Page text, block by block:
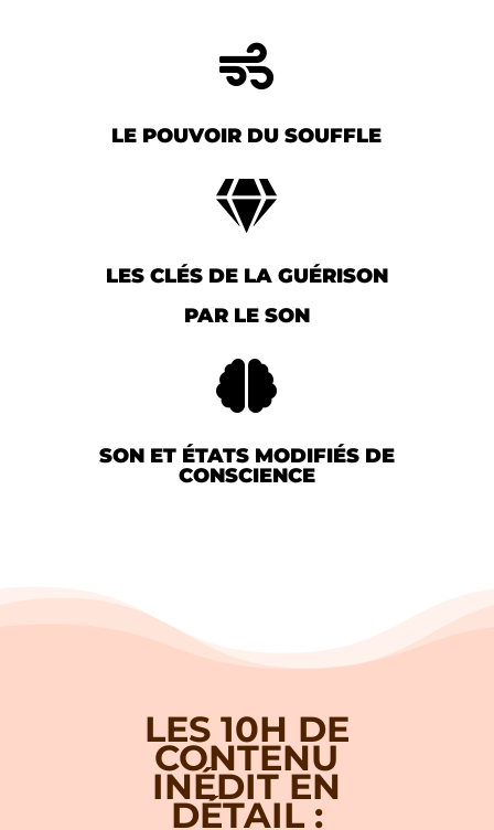

LE POUVOIR DU SOUFFLE

LES CLÉS DE LA GUÉRISON
PAR LE SON

SON ET ÉTATS MODIFIÉS DE
CONSCIENCE
LES 10H DE
CONTENU
INÉDIT EN
DÉTAIL :